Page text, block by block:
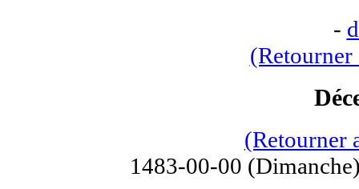
-
(Retourner
(Retourner
1483-00-00